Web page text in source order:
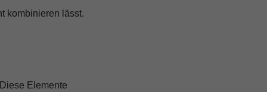
kombinieren lässt.
Elemente